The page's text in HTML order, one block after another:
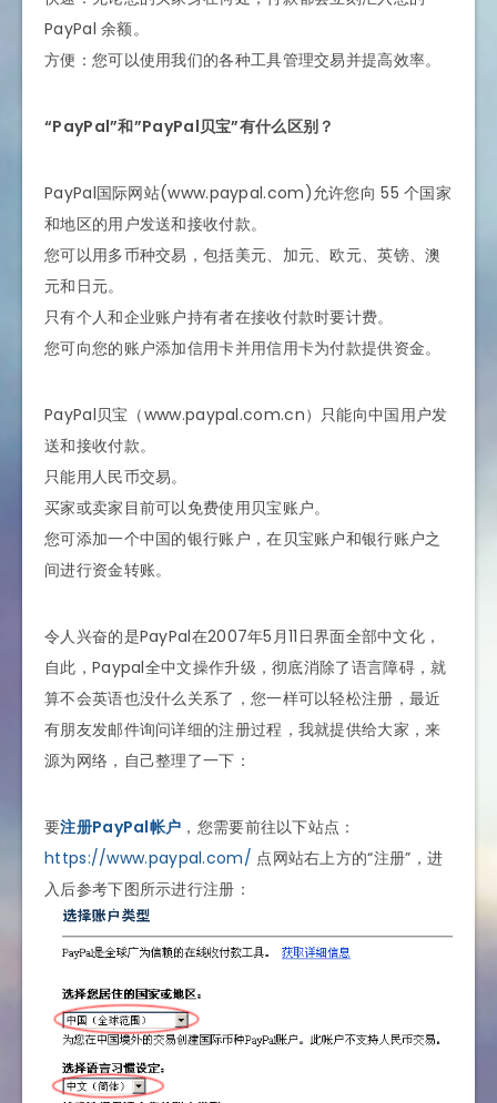
PayPal 余额。
方便：您可以使用我们的各种工具管理交易并提高效率。
“PayPal”和”PayPal贝宝”有什么区别？
PayPal国际网站(www.paypal.com)允许您向 55 个国家
和地区的用户发送和接收付款。
您可以用多币种交易，包括美元、加元、欧元、英镑、澳
元和日元。
只有个人和企业账户持有者在接收付款时要计费。
您可向您的账户添加信用卡并用信用卡为付款提供资金。
PayPal贝宝（www.paypal.com.cn）只能向中国用户发
送和接收付款。
只能用人民币交易。
买家或卖家目前可以免费使用贝宝账户。
您可添加一个中国的银行账户，在贝宝账户和银行账户之
间进行资金转账。
令人兴奋的是PayPal在2007年5月11日界面全部中文化，
自此，Paypal全中文操作升级，彻底消除了语言障碍，就
算不会英语也没什么关系了，您一样可以轻松注册，最近
有朋友发邮件询问详细的注册过程，我就提供给大家，来
源为网络，自己整理了一下：
要注册PayPal帐户 ，您需要前往以下站点：
https://www.paypal.com/ 点网站右上方的“注册”，进
入后参考下图所示进行注册：